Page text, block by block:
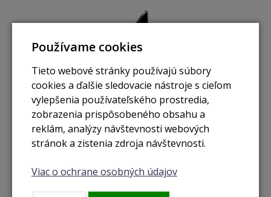
Používame cookies
Tieto webové stránky používajú súbory
cookies a ďalšie sledovacie nástroje s cieľom
vylepšenia používateľského prostredia,
zobrazenia prispôsobeného obsahu a
reklám, analýzy návštevnosti webových
stránok a zistenia zdroja návštevnosti.
Viac o ochrane osobných údajov